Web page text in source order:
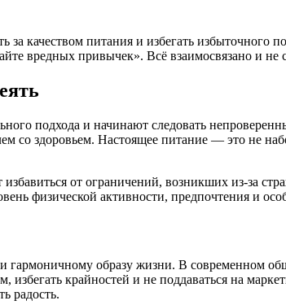
за качеством питания и избегать
вредных привычек». Всё взаимосвязано и не
подхода и начинают следовать
здоровьем. Настоящее питание — это не
от ограничений, возникших из-за
физической активности, предпочтения и
образу жизни. В современном
крайностей и не поддаваться на
радость.